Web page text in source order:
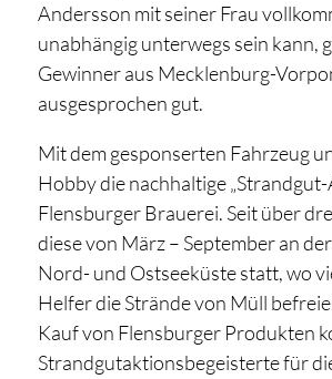
Andersson mit seiner Frau
unabhängig unterwegs sein kann,
Gewinner aus Mecklenburg-
ausgesprochen gut.
Mit dem gesponserten Fahrzeug
Hobby die nachhaltige
Flensburger Brauerei. Seit über
diese von März – September an
Nord- und Ostseeküste statt, wo
Helfer die Strände von Müll
Kauf von Flensburger Produkten
Strandgutaktionsbegeisterte für